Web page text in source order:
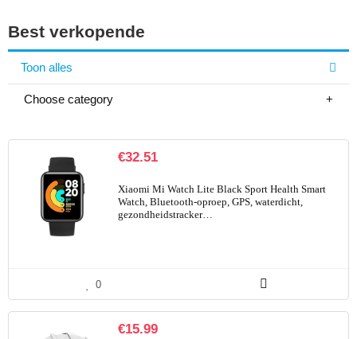
Best verkopende
Toon alles
Choose category
€32.51
Xiaomi Mi Watch Lite Black Sport Health Smart
Watch, Bluetooth-oproep, GPS, waterdicht,
gezondheidstracker…
0
€15.99